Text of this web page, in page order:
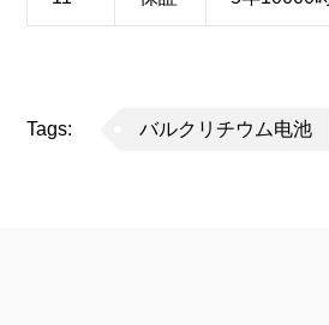
Tags: バルクリチウム电池